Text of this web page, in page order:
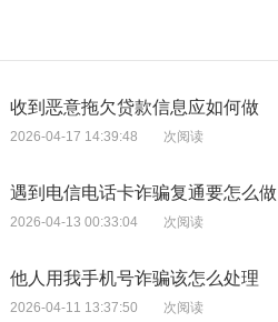
收到恶意拖欠贷款信息应如何做
2026-04-17 14:39:48 次阅读
遇到电信电话卡诈骗复通要怎么做
2026-04-13 00:33:04 次阅读
他人用我手机号诈骗该怎么处理
2026-04-11 13:37:50 次阅读